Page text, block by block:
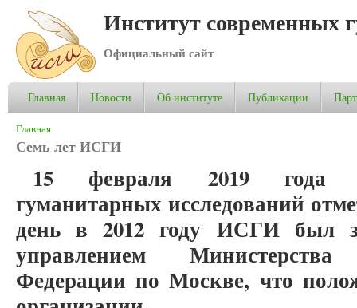
Институт современных
Официальный сайт
Главная Новости Об институте Публикации
Вы здесь
Главная
Семь лет ИСГИ
15 февраля 2019 года
гуманитарных исследований
день в 2012 году ИСГИ был
управлением
Федерации по Москве, что